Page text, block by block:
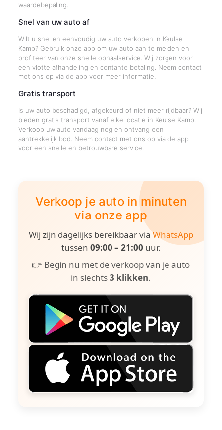
waardebepaling.
Snel van uw auto af
Wilt u snel en eenvoudig uw auto verkopen in Keulse
Kamp? Gebruik onze app om uw auto aan te melden en
profiteer van onze snelle ophaalservice. Wij zorgen voor
een vlotte afhandeling en contante betaling. Neem contact
met ons op via de app voor meer informatie.
Gratis transport
Is uw auto beschadigd, afgekeurd of niet meer rijdbaar? Wij
bieden gratis transport vanaf elke locatie in Keulse Kamp.
Verkoop uw auto vandaag nog en ontvang een
aantrekkelijk bod. Neem contact met ons op via de app
voor een snelle en betrouwbare service.
Verkoop je auto in minuten
via onze app
Wij zijn dagelijks bereikbaar viaWhatsApp
tussen 09:00 – 21:00 uur.
👉 Begin nu met de verkoop van je auto
in slechts3 klikken.